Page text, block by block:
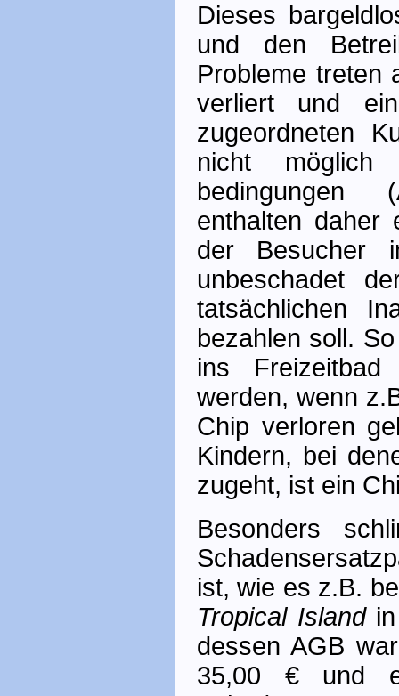
Dieses
und den
Probleme treten
verliert und
zugeordneten
nicht
bedingungen
enthalten daher
der Besucher
unbeschadet
tatsächlichen
bezahlen soll.
ins
werden, wenn
Chip verloren
Kindern, bei
zugeht, ist ein
Besonders
ist, wie es z.B.
Tropical Islandin
dessen AGB
35,00 € und